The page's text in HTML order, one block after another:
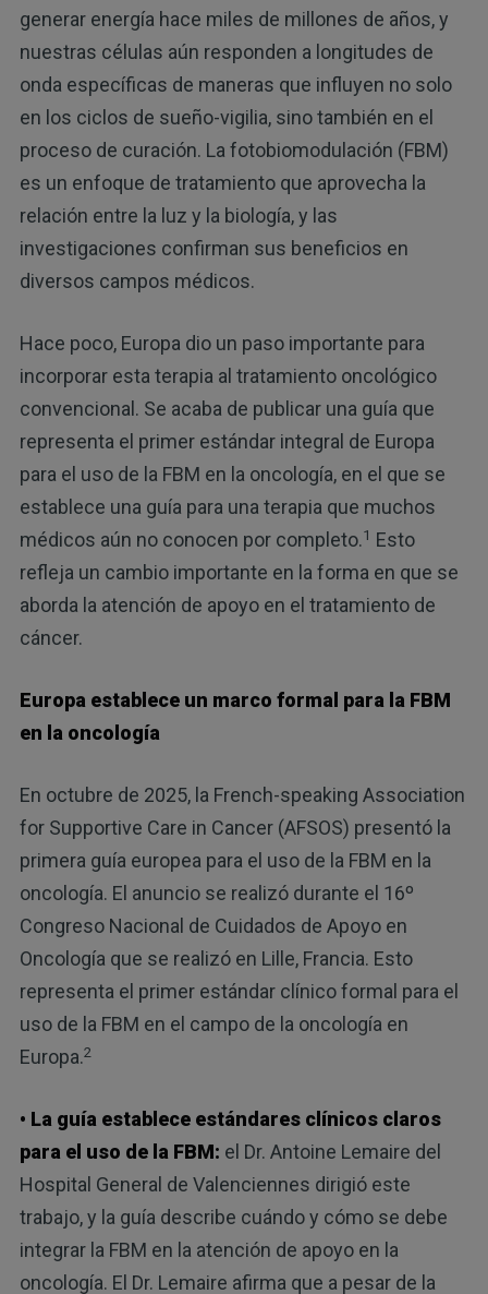
generar energía hace miles de millones de años, y
nuestras células aún responden a longitudes de
onda específicas de maneras que influyen no solo
en los ciclos de sueño-vigilia, sino también en el
proceso de curación. La fotobiomodulación (FBM)
es un enfoque de tratamiento que aprovecha la
relación entre la luz y la biología, y las
investigaciones confirman sus beneficios en
diversos campos médicos.
Hace poco, Europa dio un paso importante para
incorporar esta terapia al tratamiento oncológico
convencional. Se acaba de publicar una guía que
representa el primer estándar integral de Europa
para el uso de la FBM en la oncología, en el que se
establece una guía para una terapia que muchos
médicos aún no conocen por completo.1 Esto
refleja un cambio importante en la forma en que se
aborda la atención de apoyo en el tratamiento de
cáncer.
Europa establece un marco formal para la FBM
en la oncología
En octubre de 2025, la French-speaking Association
for Supportive Care in Cancer (AFSOS) presentó la
primera guía europea para el uso de la FBM en la
oncología. El anuncio se realizó durante el 16º
Congreso Nacional de Cuidados de Apoyo en
Oncología que se realizó en Lille, Francia. Esto
representa el primer estándar clínico formal para el
uso de la FBM en el campo de la oncología en
Europa.2
• La guía establece estándares clínicos claros
para el uso de la FBM: el Dr. Antoine Lemaire del
Hospital General de Valenciennes dirigió este
trabajo, y la guía describe cuándo y cómo se debe
integrar la FBM en la atención de apoyo en la
oncología. El Dr. Lemaire afirma que a pesar de la